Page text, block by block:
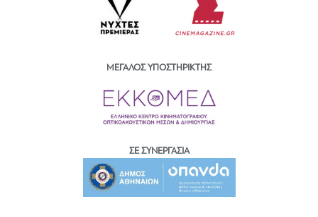
ΜΕΓΑΛΟΣ ΥΠΟΣΤΗΡΙΚΤΗΣ
ΣΕ ΣΥΝΕΡΓΑΣΙΑ